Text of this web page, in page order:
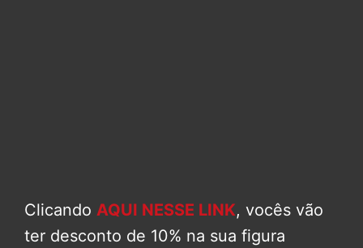
Clicando AQUI NESSE LINK, vocês vão
ter desconto de 10% na sua figura